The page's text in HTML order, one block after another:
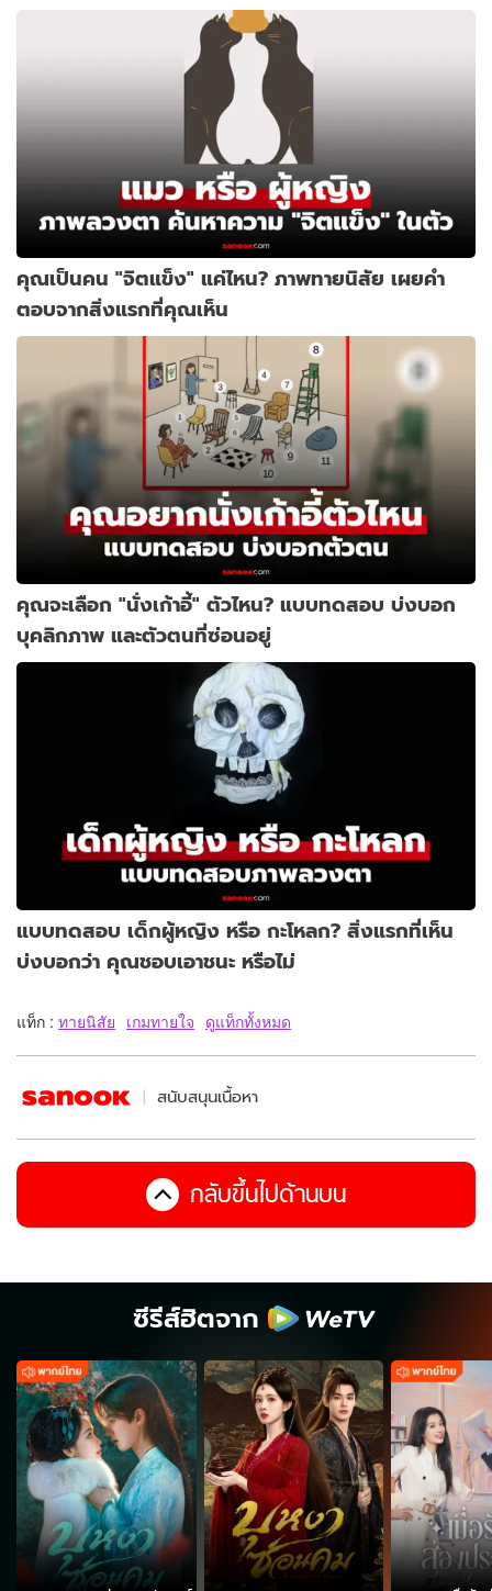
คุณเป็นคน "จิตแข็ง" แค่ไหน? ภาพทายนิสัย เผยคำ
ตอบจากสิ่งแรกที่คุณเห็น
คุณจะเลือก "นั่งเก้าอี้" ตัวไหน? แบบทดสอบ บ่งบอก
บุคลิกภาพ และตัวตนที่ซ่อนอยู่
แบบทดสอบ เด็กผู้หญิง หรือ กะโหลก? สิ่งแรกที่เห็น
บ่งบอกว่า คุณชอบเอาชนะ หรือไม่
แท็ก : ทายนิสัย เกมทายใจ ดูแท็กทั้งหมด
สนับสนุนเนื้อหา
กลับขึ้นไปด้านบน
ซีรีส์ฮิตจาก